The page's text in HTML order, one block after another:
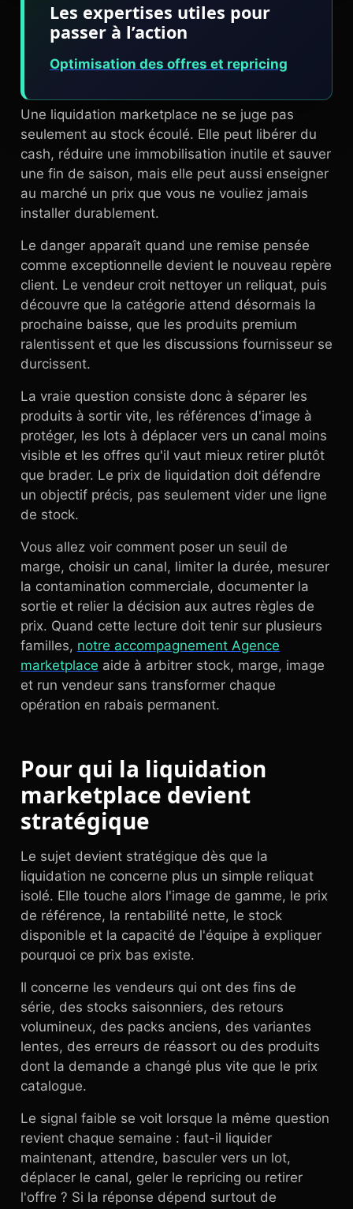
Les expertises utiles pour
passer à l’action
Optimisation des offres et repricing
Une liquidation marketplace ne se juge pas
seulement au stock écoulé. Elle peut libérer du
cash, réduire une immobilisation inutile et sauver
une fin de saison, mais elle peut aussi enseigner
au marché un prix que vous ne vouliez jamais
installer durablement.
Le danger apparaît quand une remise pensée
comme exceptionnelle devient le nouveau repère
client. Le vendeur croit nettoyer un reliquat, puis
découvre que la catégorie attend désormais la
prochaine baisse, que les produits premium
ralentissent et que les discussions fournisseur se
durcissent.
La vraie question consiste donc à séparer les
produits à sortir vite, les références d'image à
protéger, les lots à déplacer vers un canal moins
visible et les offres qu'il vaut mieux retirer plutôt
que brader. Le prix de liquidation doit défendre
un objectif précis, pas seulement vider une ligne
de stock.
Vous allez voir comment poser un seuil de
marge, choisir un canal, limiter la durée, mesurer
la contamination commerciale, documenter la
sortie et relier la décision aux autres règles de
prix. Quand cette lecture doit tenir sur plusieurs
familles, notre accompagnement Agence
marketplace aide à arbitrer stock, marge, image
et run vendeur sans transformer chaque
opération en rabais permanent.
Pour qui la liquidation
marketplace devient
stratégique
Le sujet devient stratégique dès que la
liquidation ne concerne plus un simple reliquat
isolé. Elle touche alors l'image de gamme, le prix
de référence, la rentabilité nette, le stock
disponible et la capacité de l'équipe à expliquer
pourquoi ce prix bas existe.
Il concerne les vendeurs qui ont des fins de
série, des stocks saisonniers, des retours
volumineux, des packs anciens, des variantes
lentes, des erreurs de réassort ou des produits
dont la demande a changé plus vite que le prix
catalogue.
Le signal faible se voit lorsque la même question
revient chaque semaine : faut-il liquider
maintenant, attendre, basculer vers un lot,
déplacer le canal, geler le repricing ou retirer
l'offre ? Si la réponse dépend surtout de